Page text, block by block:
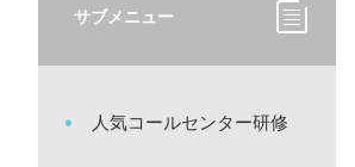
サブメニュー
人気コールセンター研修